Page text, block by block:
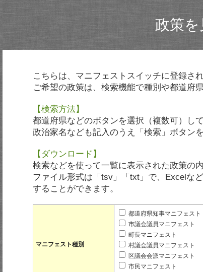
政策を
こちらは、マニフェストスイッチに登録さ
ご希望の政策は、検索機能で種別や都道府
【検索方法】
都道府県などのボタンを選択（複数可）し
政治家名なども記入のうえ「検索」ボタン
【ダウンロード】
検索などを使って一覧に表示された政策の
ファイル形式は「tsv」「txt」で、Excelな
することができます。
マニフェスト種別
都道府県知事マニフェスト
市議会議員マニフェスト
町長マニフェスト
村議会議員マニフェスト
区議会会派マニフェスト
市民マニフェスト